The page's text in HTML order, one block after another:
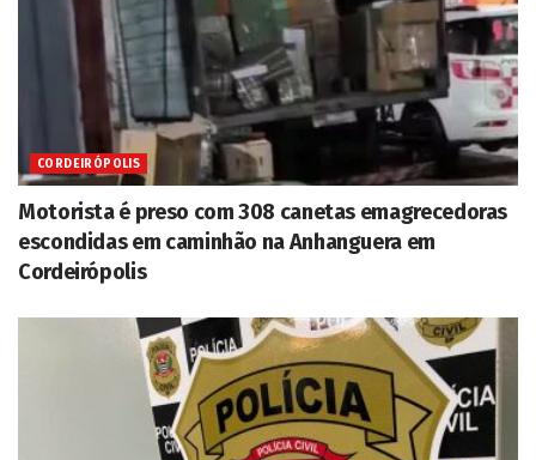
CORDEIRÓPOLIS
Motorista é preso com 308 canetas emagrecedoras
escondidas em caminhão na Anhanguera em
Cordeirópolis